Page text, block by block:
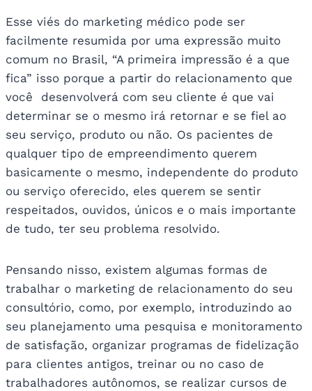
Esse viés do marketing médico pode ser
facilmente resumida por uma expressão muito
comum no Brasil, “A primeira impressão é a que
fica” isso porque a partir do relacionamento que
você desenvolverá com seu cliente é que vai
determinar se o mesmo irá retornar e se fiel ao
seu serviço, produto ou não. Os pacientes de
qualquer tipo de empreendimento querem
basicamente o mesmo, independente do produto
ou serviço oferecido, eles querem se sentir
respeitados, ouvidos, únicos e o mais importante
de tudo, ter seu problema resolvido.
Pensando nisso, existem algumas formas de
trabalhar o marketing de relacionamento do seu
consultório, como, por exemplo, introduzindo ao
seu planejamento uma pesquisa e monitoramento
de satisfação, organizar programas de fidelização
para clientes antigos, treinar ou no caso de
trabalhadores autônomos, se realizar cursos de